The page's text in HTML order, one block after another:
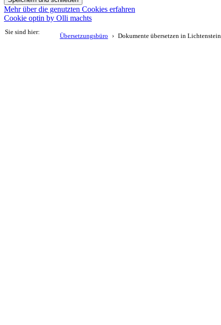
Sie sind hier:
Übersetzungsbüro Dokumente übersetzen in Lichtenstein
Mehr über die genutzten Cookies erfahren
Cookie optin by Olli machts